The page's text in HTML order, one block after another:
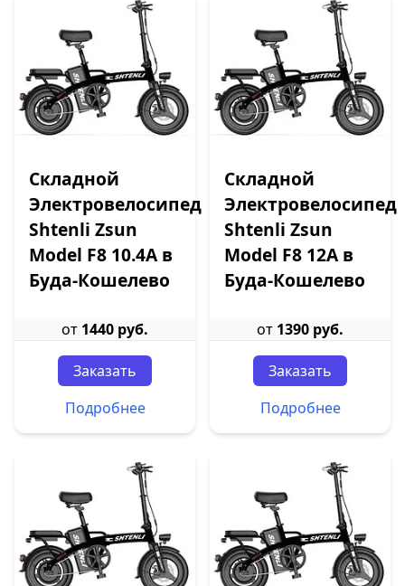
Складной
Электровелосипед
Shtenli Zsun
Model F8 10.4A в
Буда-Кошелево
от 1440 руб.
Заказать
Подробнее
Складной
Электровелосипед
Shtenli Zsun
Model F8 12А в
Буда-Кошелево
от 1390 руб.
Заказать
Подробнее